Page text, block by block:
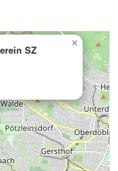
SZ
×